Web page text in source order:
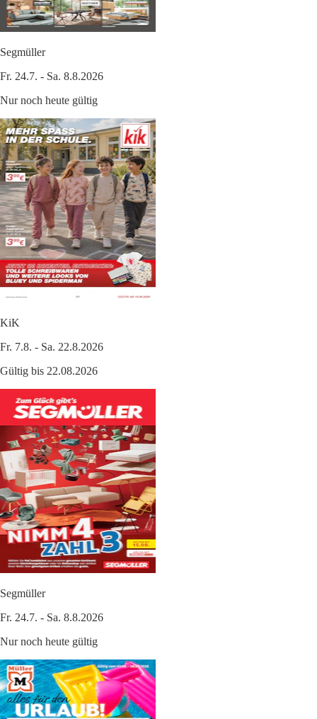
Segmüller
Fr. 24.7. - Sa. 8.8.2026
Nur noch heute gültig
KiK
Fr. 7.8. - Sa. 22.8.2026
Gültig bis 22.08.2026
Segmüller
Fr. 24.7. - Sa. 8.8.2026
Nur noch heute gültig